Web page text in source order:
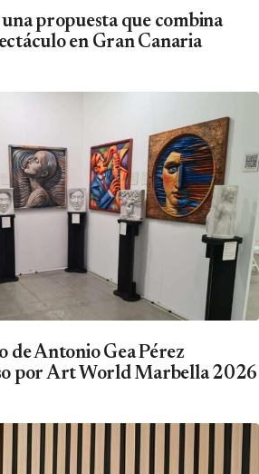
propuesta que combina
en Gran Canaria
de Antonio Gea Pérez
por Art World Marbella 2026